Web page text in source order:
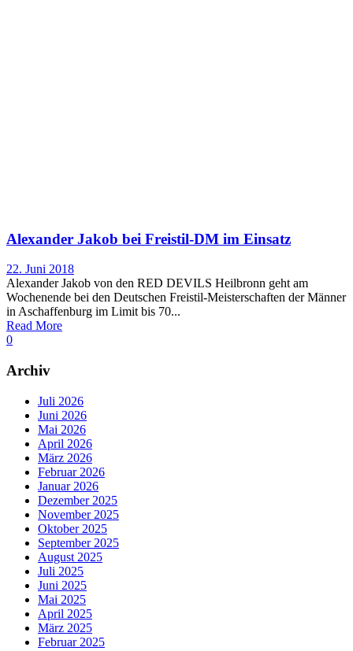
Alexander Jakob bei Freistil-DM im Einsatz
22. Juni 2018
Alexander Jakob von den RED DEVILS Heilbronn geht am
Wochenende bei den Deutschen Freistil-Meisterschaften der Männer
in Aschaffenburg im Limit bis 70...
Read More
0
Archiv
Juli 2026
Juni 2026
Mai 2026
April 2026
März 2026
Februar 2026
Januar 2026
Dezember 2025
November 2025
Oktober 2025
September 2025
August 2025
Juli 2025
Juni 2025
Mai 2025
April 2025
März 2025
Februar 2025